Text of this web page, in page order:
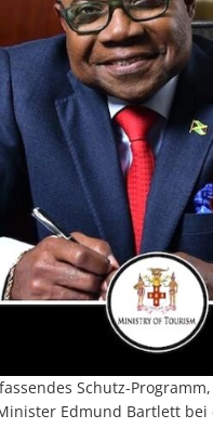
Schutz-
Edmund Bartlett bei